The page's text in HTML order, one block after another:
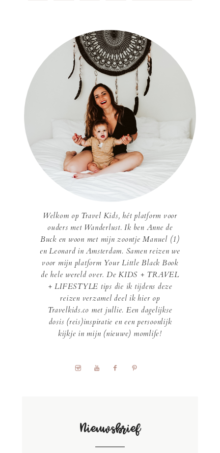
Welkom op Travel Kids, hét platform voor
ouders met Wanderlust. Ik ben Anne de
Buck en woon met mijn zoontje Manuel (1)
en Leonard in Amsterdam. Samen reizen we
voor mijn platform Your Little Black Book
de hele wereld over. De KIDS + TRAVEL
+ LIFESTYLE tips die ik tijdens deze
reizen verzamel deel ik hier op
Travelkids.co met jullie. Een dagelijkse
dosis (reis)inspiratie en een persoonlijk
kijkje in mijn (nieuwe) momlife!
Nieuwsbrief